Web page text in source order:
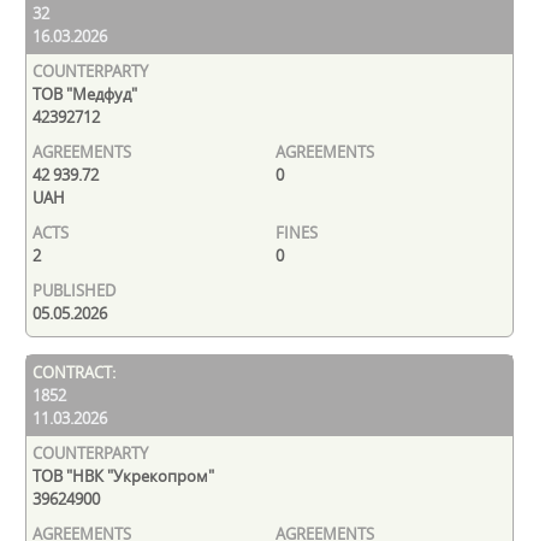
32
16.03.2026
ТОВ "Медфуд"
42392712
42 939.72
UAH
0
2 0
05.05.2026
1852
11.03.2026
ТОВ "НВК "Укрекопром"
39624900